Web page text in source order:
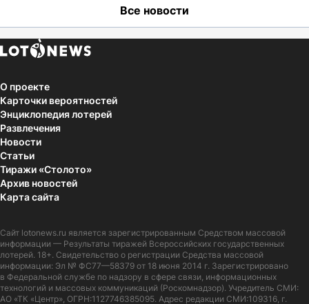
Все новости
О проекте
Карточки вероятностей
Энциклопедия лотерей
Развлечения
Новости
Статьи
Тиражи «Столото»
Архив новостей
Карта сайта
Сайт lotonews.ru является зарегистрированным Средством массовой
информации — Результаты тиражей Всероссийских государственных
лотерей. 18+. Свидетельство о регистрации Средства массовой
информации: Эл № ФС77—58379 от 18 июня 2014 г. Зарегистрировано
в Федеральной службе по надзору в сфере связи, информационных
технологий и массовых коммуникаций (Роскомнадзор). Учредитель СМИ:
АО «ТК «Центр», ОГРН:1127746385095. Адрес редакции СМИ:109316, г.